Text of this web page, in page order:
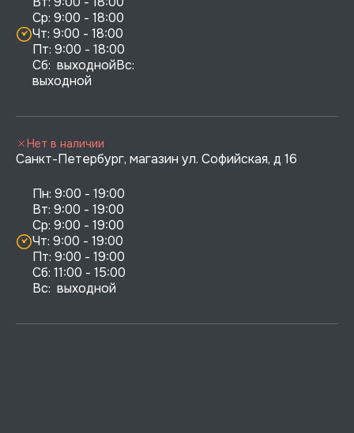
Ср: 9:00 - 18:00
Чт: 9:00 - 18:00
Пт: 9:00 - 18:00
Сб:  выходнойВс:
выходной
Санкт-Петербург, магазин ул. Софийская, д 16
Пн: 9:00 - 19:00
Вт: 9:00 - 19:00
Ср: 9:00 - 19:00
Чт: 9:00 - 19:00
Пт: 9:00 - 19:00
Сб: 11:00 - 15:00
Вс:  выходной
Нет в наличии